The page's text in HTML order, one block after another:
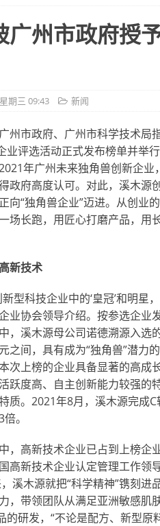
广州市政府授
期三 09:43 新闻
州市政府、广州市科学技术局
业评选活动正式发布榜单并举
年广州未来独角兽创新企
政府高度认可。对此，溪木源
向“独角兽企业”迈进。从创业
场长跑，用匠心打磨产品，用
新技术
型科技企业中的‘皇冠’和明星
业协会领导介绍。按参选企业
，溪木源母公司诺德溯源入选
之间，具有成为“独角兽”潜力
次上榜的企业具备显著的高
跃度高、自主创新能力较强的
质。2021年8月，溪木源完成
。
，高新技术企业已占到上榜企
高新技术企业认定管理工作领
溪木源就把“科学精神”镌刻
，带领团队从满足亚洲敏感肌
的研发，“不论是配方、新型